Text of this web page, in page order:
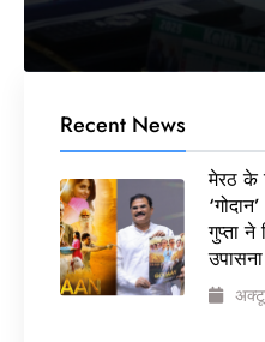
Recent News
मेरठ के
गुप्ता ने